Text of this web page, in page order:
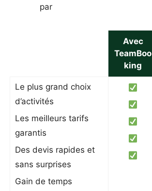
par
Avec
TeamBoo
king
Le plus grand choix
d’activités
Les meilleurs tarifs
garantis
Des devis rapides et
sans surprises
Gain de temps